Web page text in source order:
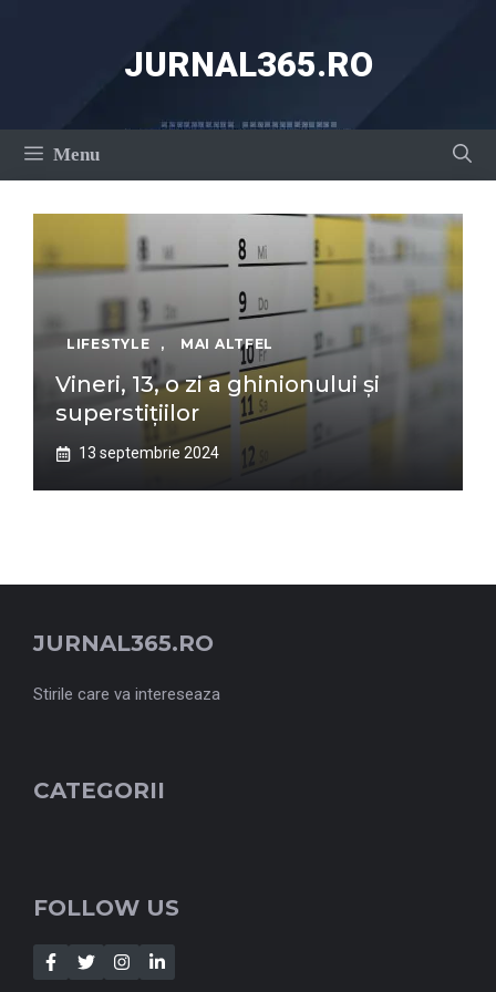
JURNAL365.RO
Menu
LIFESTYLE , MAI ALTFEL
Vineri, 13, o zi a ghinionului și
superstițiilor
13 septembrie 2024
JURNAL365.RO
Stirile care va intereseaza
CATEGORII
FOLLOW US